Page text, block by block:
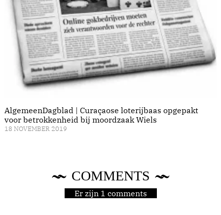
AlgemeenDagblad | Curaçaose loterijbaas opgepakt
voor betrokkenheid bij moordzaak Wiels
18 NOVEMBER 2019
COMMENTS
Er zijn 1 comments